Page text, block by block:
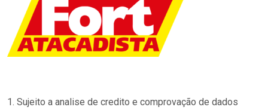
1. Sujeito a analise de credito e comprovação de dados